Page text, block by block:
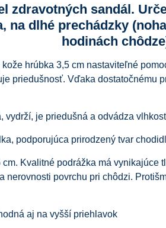
zdravotných sandál.
na dlhé prechádzky
hodinách
hrúbka 3,5 cm nastaviteľné
priedušnosť. Vďaka dostatočnému
vydrží, je priedušná a odvádza
podporujúca prirodzený tvar
cm. Kvalitné podrážka má
nerovnosti povrchu pri chôdzi.
aj na vyšší priehlavok